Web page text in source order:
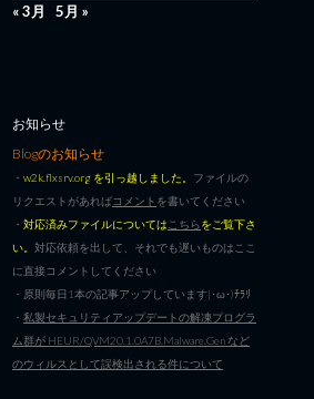
« 3月
5月 »
お知らせ
Blogのお知らせ
・ w2k.flxsrv.org を引っ越しました。 ファイルの
リクエストがあればコメント を書いてください
・ 対応済みファイルについては こちらをご覧下さ
い。 対応依頼を出して、それでも遅いものはここ
に直接コメントしてください
・原則毎日1本の記事アップしています|･ω･)ﾁﾗﾘ
・ 私製セキュリティアップデートの解凍プログラ
ム群が HEUR/QVM20.1.0A7B.Malware.Gen など
のウィルスとして誤検出される件について